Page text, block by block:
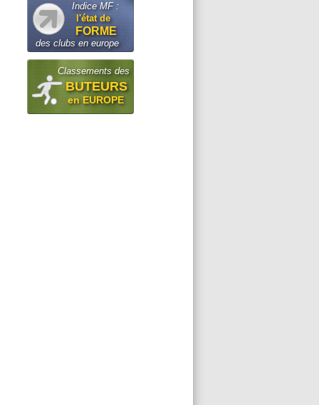
Indice MF :
l'état de
FORME
des clubs en europe
Classements des
BUTEURS
en EUROPE